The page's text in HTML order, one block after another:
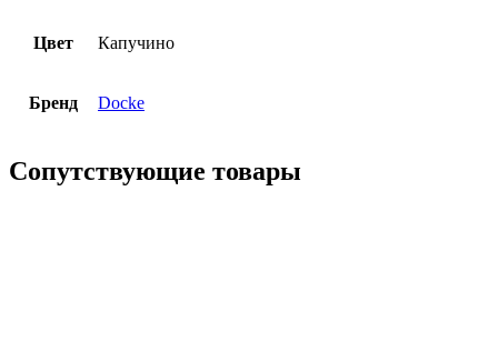
Цвет Капучино
Бренд Docke
Сопутствующие товары